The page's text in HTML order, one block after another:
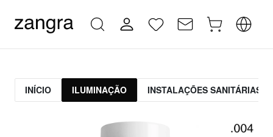
INÍCIO ILUMINAÇÃO INSTALAÇÕES SANITÁRIAS